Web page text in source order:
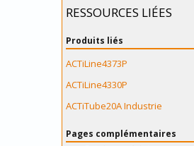
RESSOURCES LIÉES
Produits liés
ACTiLine4373P
ACTiLine4330P
ACTiTube20A Industrie
Pages complémentaires